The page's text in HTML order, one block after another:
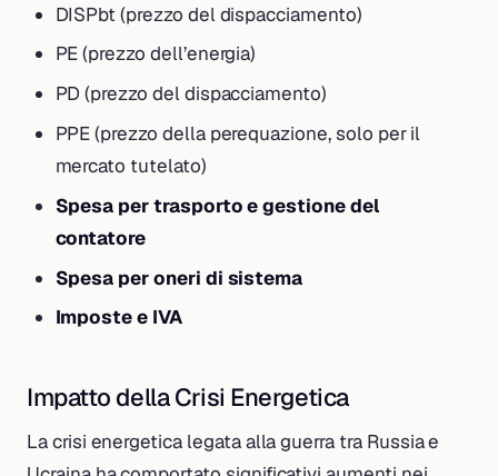
DISPbt (prezzo del dispacciamento)
PE (prezzo dell’energia)
PD (prezzo del dispacciamento)
PPE (prezzo della perequazione, solo per il
mercato tutelato)
Spesa per trasporto e gestione del
contatore
Spesa per oneri di sistema
Imposte e IVA
Impatto della Crisi Energetica
La crisi energetica legata alla guerra tra Russia e